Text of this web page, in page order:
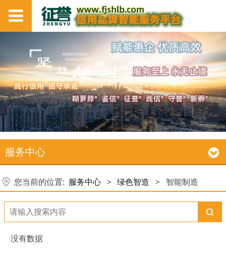
服务中心
您当前的位置: 服务中心 > 绿色智造 > 智能制造
没有数据